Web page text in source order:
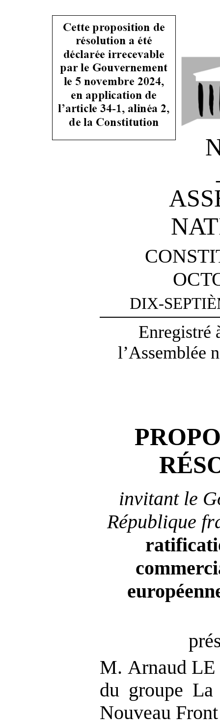
DIX-
Enregistré
l’Assemblée
invitant le
République
M. Arnaud LE
du groupe La
Nouveau